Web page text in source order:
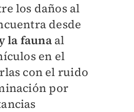
los daños al
desde
la fauna al
en el
con el ruido
por